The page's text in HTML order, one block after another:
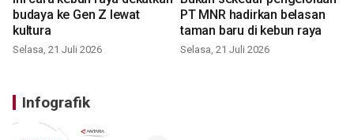
budaya ke Gen Z lewat
kultura
Selasa, 21 Juli 2026
PT MNR hadirkan belasan
taman baru di kebun raya
Selasa, 21 Juli 2026
Infografik